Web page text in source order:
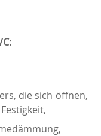
die sich öffnen,